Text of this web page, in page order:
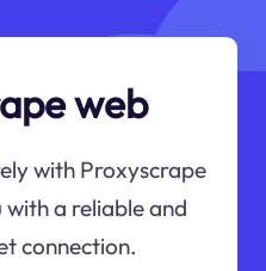
web
with Proxyscrape
a reliable and
connection.